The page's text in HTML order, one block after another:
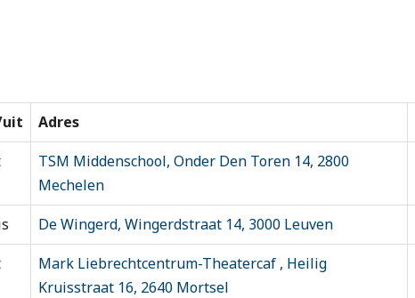
Adres
TSM Middenschool, Onder Den Toren 14, 2800
Mechelen
De Wingerd, Wingerdstraat 14, 3000 Leuven
Mark Liebrechtcentrum-Theatercaf , Heilig
Kruisstraat 16, 2640 Mortsel